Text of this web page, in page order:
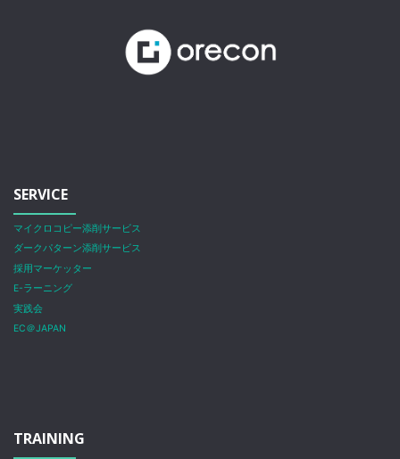
SERVICE
マイクロコピー添削サービス
ダークパターン添削サービス
採用マーケッター
E-ラーニング
実践会
EC＠JAPAN
TRAINING